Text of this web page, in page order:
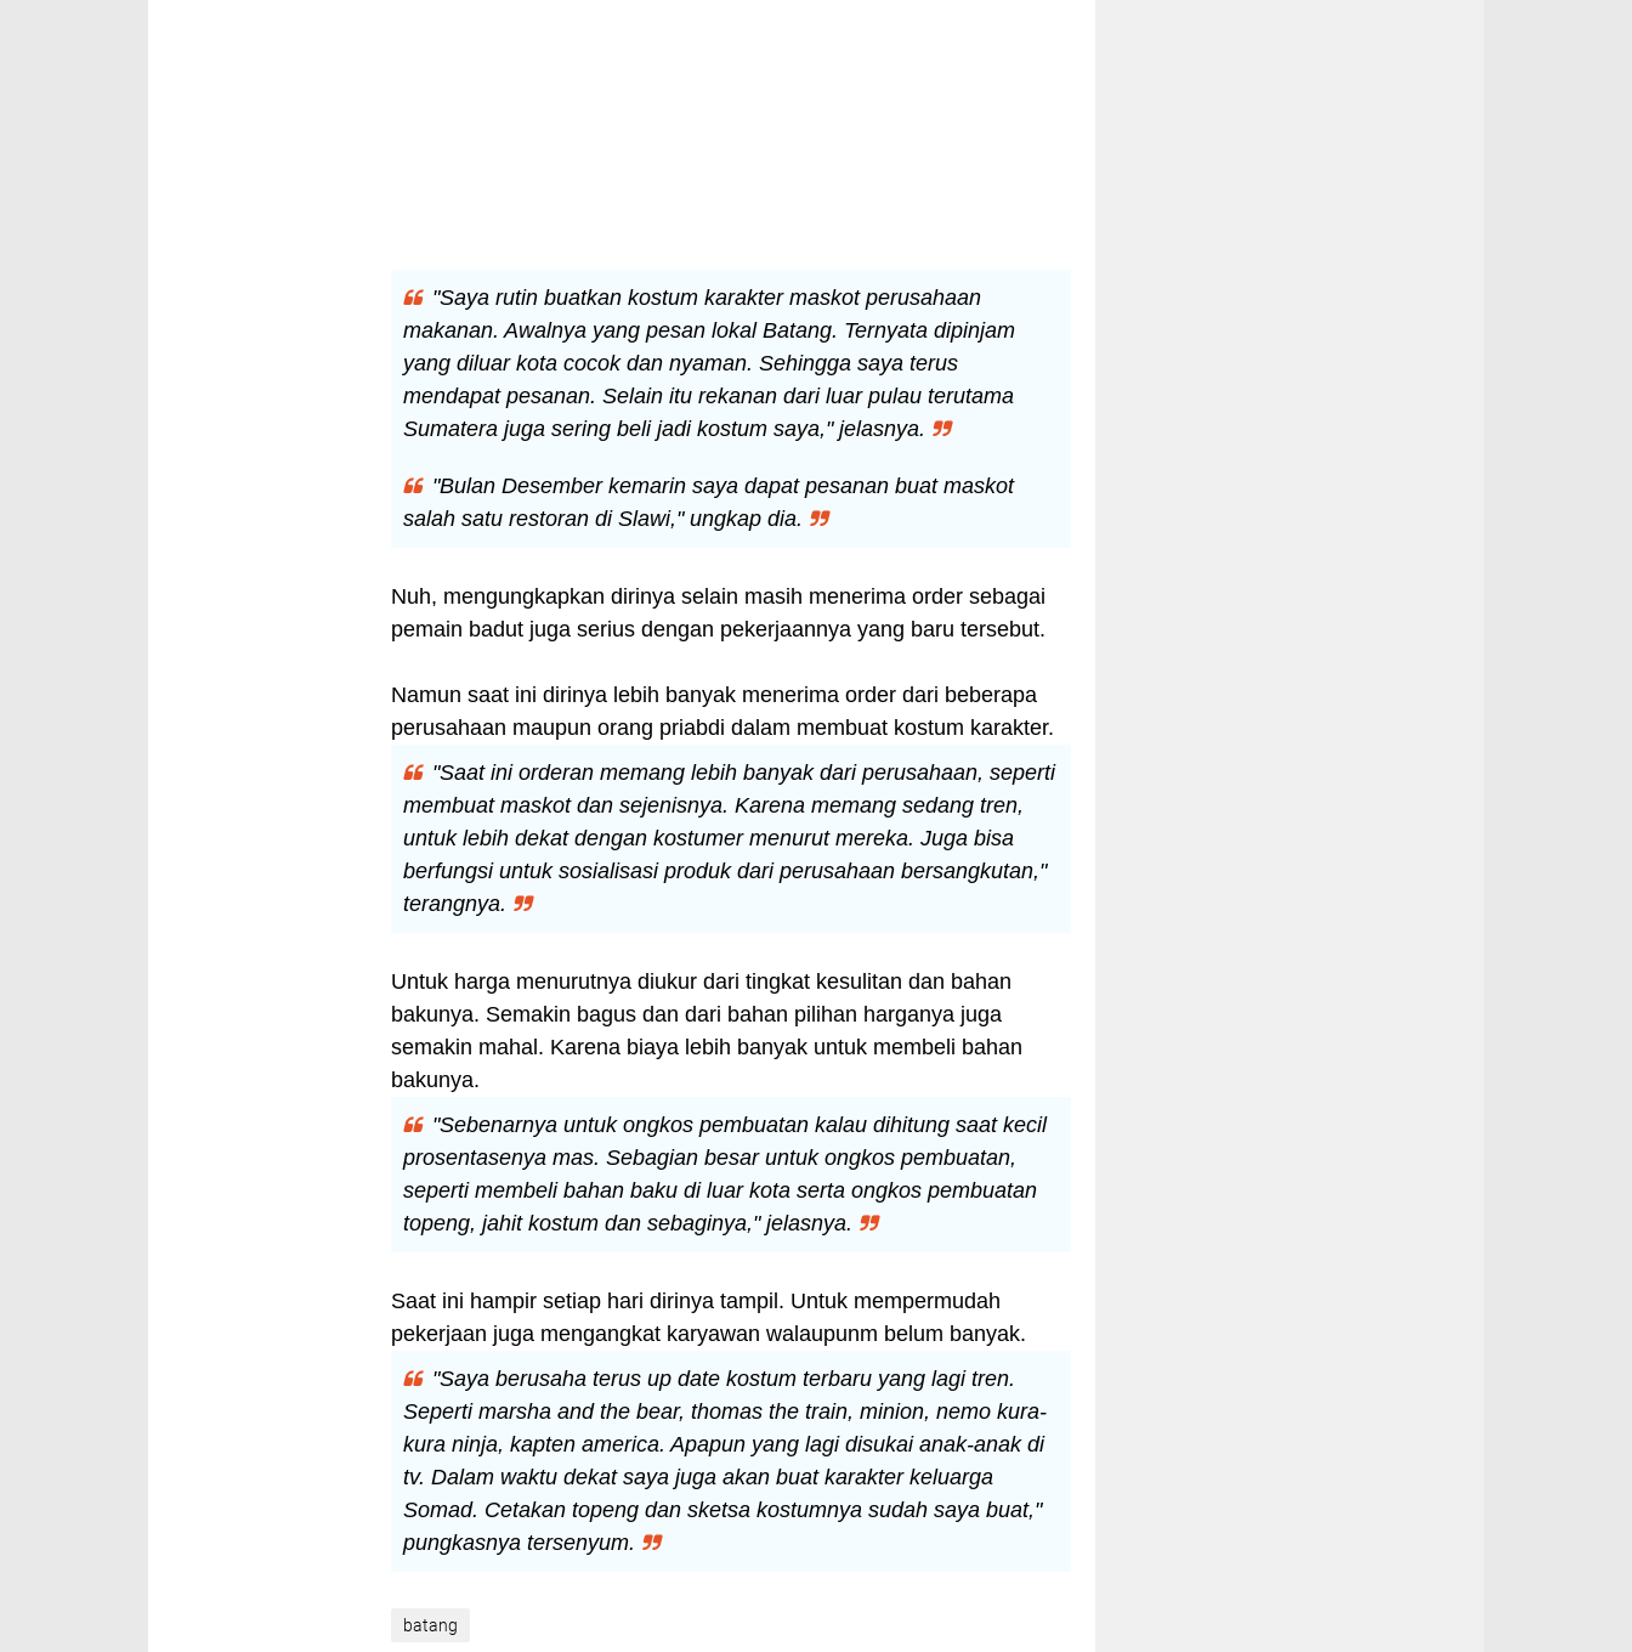
"Saya rutin buatkan kostum karakter maskot perusahaan
makanan. Awalnya yang pesan lokal Batang. Ternyata dipinjam
yang diluar kota cocok dan nyaman. Sehingga saya terus
mendapat pesanan. Selain itu rekanan dari luar pulau terutama
Sumatera juga sering beli jadi kostum saya," jelasnya.
"Bulan Desember kemarin saya dapat pesanan buat maskot
salah satu restoran di Slawi," ungkap dia.
Nuh, mengungkapkan dirinya selain masih menerima order sebagai
pemain badut juga serius dengan pekerjaannya yang baru tersebut.
Namun saat ini dirinya lebih banyak menerima order dari beberapa
perusahaan maupun orang priabdi dalam membuat kostum karakter.
"Saat ini orderan memang lebih banyak dari perusahaan, seperti
membuat maskot dan sejenisnya. Karena memang sedang tren,
untuk lebih dekat dengan kostumer menurut mereka. Juga bisa
berfungsi untuk sosialisasi produk dari perusahaan bersangkutan,"
terangnya.
Untuk harga menurutnya diukur dari tingkat kesulitan dan bahan
bakunya. Semakin bagus dan dari bahan pilihan harganya juga
semakin mahal. Karena biaya lebih banyak untuk membeli bahan
bakunya.
"Sebenarnya untuk ongkos pembuatan kalau dihitung saat kecil
prosentasenya mas. Sebagian besar untuk ongkos pembuatan,
seperti membeli bahan baku di luar kota serta ongkos pembuatan
topeng, jahit kostum dan sebaginya," jelasnya.
Saat ini hampir setiap hari dirinya tampil. Untuk mempermudah
pekerjaan juga mengangkat karyawan walaupunm belum banyak.
"Saya berusaha terus up date kostum terbaru yang lagi tren.
Seperti marsha and the bear, thomas the train, minion, nemo kura-
kura ninja, kapten america. Apapun yang lagi disukai anak-anak di
tv. Dalam waktu dekat saya juga akan buat karakter keluarga
Somad. Cetakan topeng dan sketsa kostumnya sudah saya buat,"
pungkasnya tersenyum.
batang